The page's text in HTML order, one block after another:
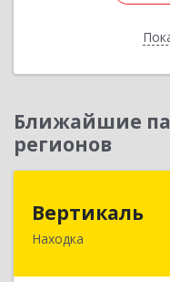
Ближайшие
регионов
Вертикаль
Находка